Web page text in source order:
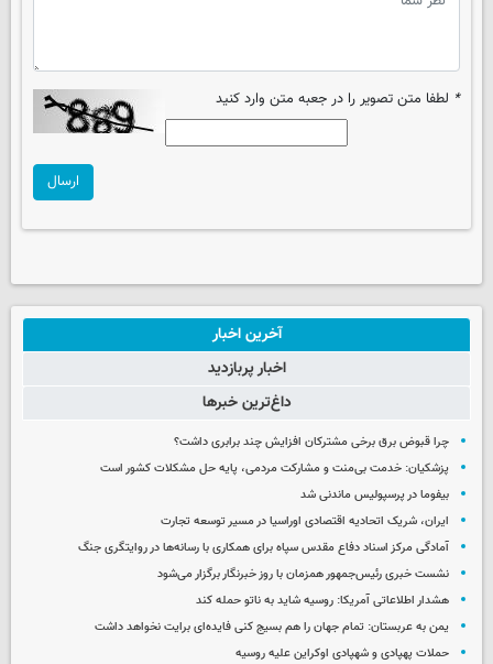
* لطفا متن تصویر را در جعبه متن وارد کنید
ارسال
آخرین اخبار
اخبار پربازدید
داغ‌ترین خبرها
چرا قبوض برق برخی مشترکان افزایش چند برابری داشت؟
پزشکیان: خدمت بی‌منت و مشارکت مردمی، پایه حل مشکلات کشور است
بیفوما در پرسپولیس ماندنی شد
ایران، شریک اتحادیه اقتصادی اوراسیا در مسیر توسعه تجارت
آمادگی مرکز اسناد دفاع مقدس سپاه برای همکاری با رسانه‌ها در روایتگری جنگ
نشست خبری رئیس‌جمهور همزمان با روز خبرنگار برگزار می‌شود
هشدار اطلاعاتی آمریکا: روسیه شاید به ناتو حمله کند
یمن به عربستان: تمام جهان را هم بسیج کنی فایده‌ای برایت نخواهد داشت
حملات پهپادی و شهپادی اوکراین علیه روسیه